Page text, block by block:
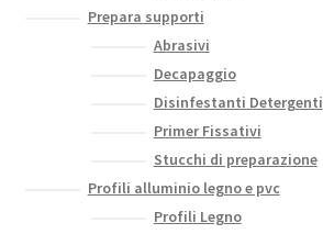
Prepara supporti
Abrasivi
Decapaggio
Disinfestanti Detergenti
Primer Fissativi
Stucchi di preparazione
Profili alluminio legno e pvc
Profili Legno